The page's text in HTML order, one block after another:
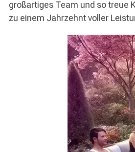
großartiges Team und so treue
zu einem Jahrzehnt voller